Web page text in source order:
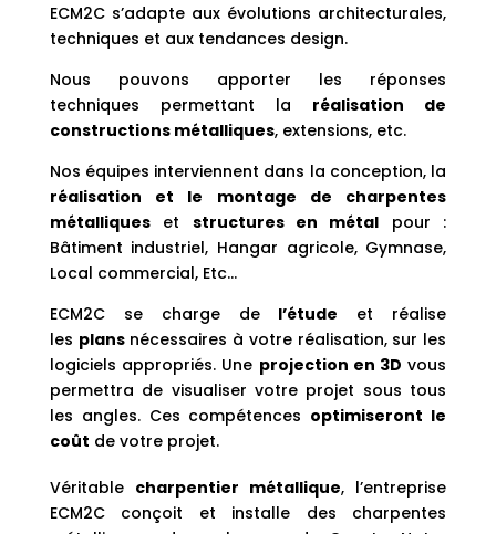
ECM2C s’adapte aux évolutions architecturales,
techniques et aux tendances design.
Nous pouvons apporter les réponses
techniques permettant la réalisation de
constructions métalliques, extensions, etc.
Nos équipes interviennent dans la conception, la
réalisation et le montage de charpentes
métalliqueset structures en métal pour :
Bâtiment industriel, Hangar agricole, Gymnase,
Local commercial, Etc…
ECM2C se charge de l’étude
et réalise
les plans nécessaires à votre réalisation, sur les
logiciels appropriés. Une projection en 3D vous
permettra de visualiser votre projet sous tous
les angles. Ces compétences optimiseront le
coût de votre projet.
Véritable charpentier métallique, l’entreprise
ECM2C conçoit et installe des charpentes